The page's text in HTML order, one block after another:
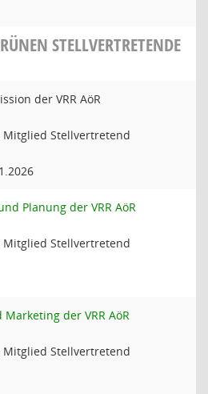
STELLVERTRETENDE
der VRR AöR
Stellvertretend
Planung der VRR AöR
Stellvertretend
der VRR AöR
Stellvertretend